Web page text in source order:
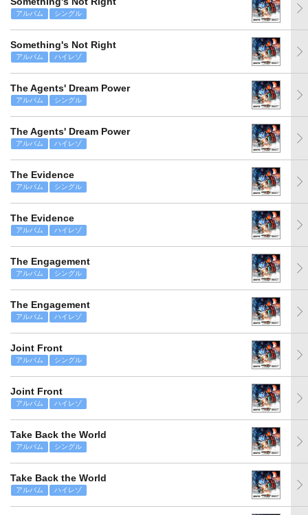
アルバム シングル
Something's Not Right
アルバム ハイレゾ
The Agents' Dream Power
アルバム シングル
The Agents' Dream Power
アルバム ハイレゾ
The Evidence
アルバム シングル
The Evidence
アルバム ハイレゾ
The Engagement
アルバム シングル
The Engagement
アルバム ハイレゾ
Joint Front
アルバム シングル
Joint Front
アルバム ハイレゾ
Take Back the World
アルバム シングル
Take Back the World
アルバム ハイレゾ